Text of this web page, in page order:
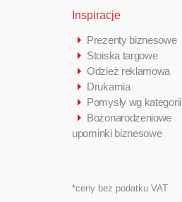
Inspiracje
Prezenty biznesowe
Stoiska targowe
Odzież reklamowa
Drukarnia
Pomysły wg kategorii
Bożonarodzeniowe
upominki biznesowe
*ceny bez podatku VAT